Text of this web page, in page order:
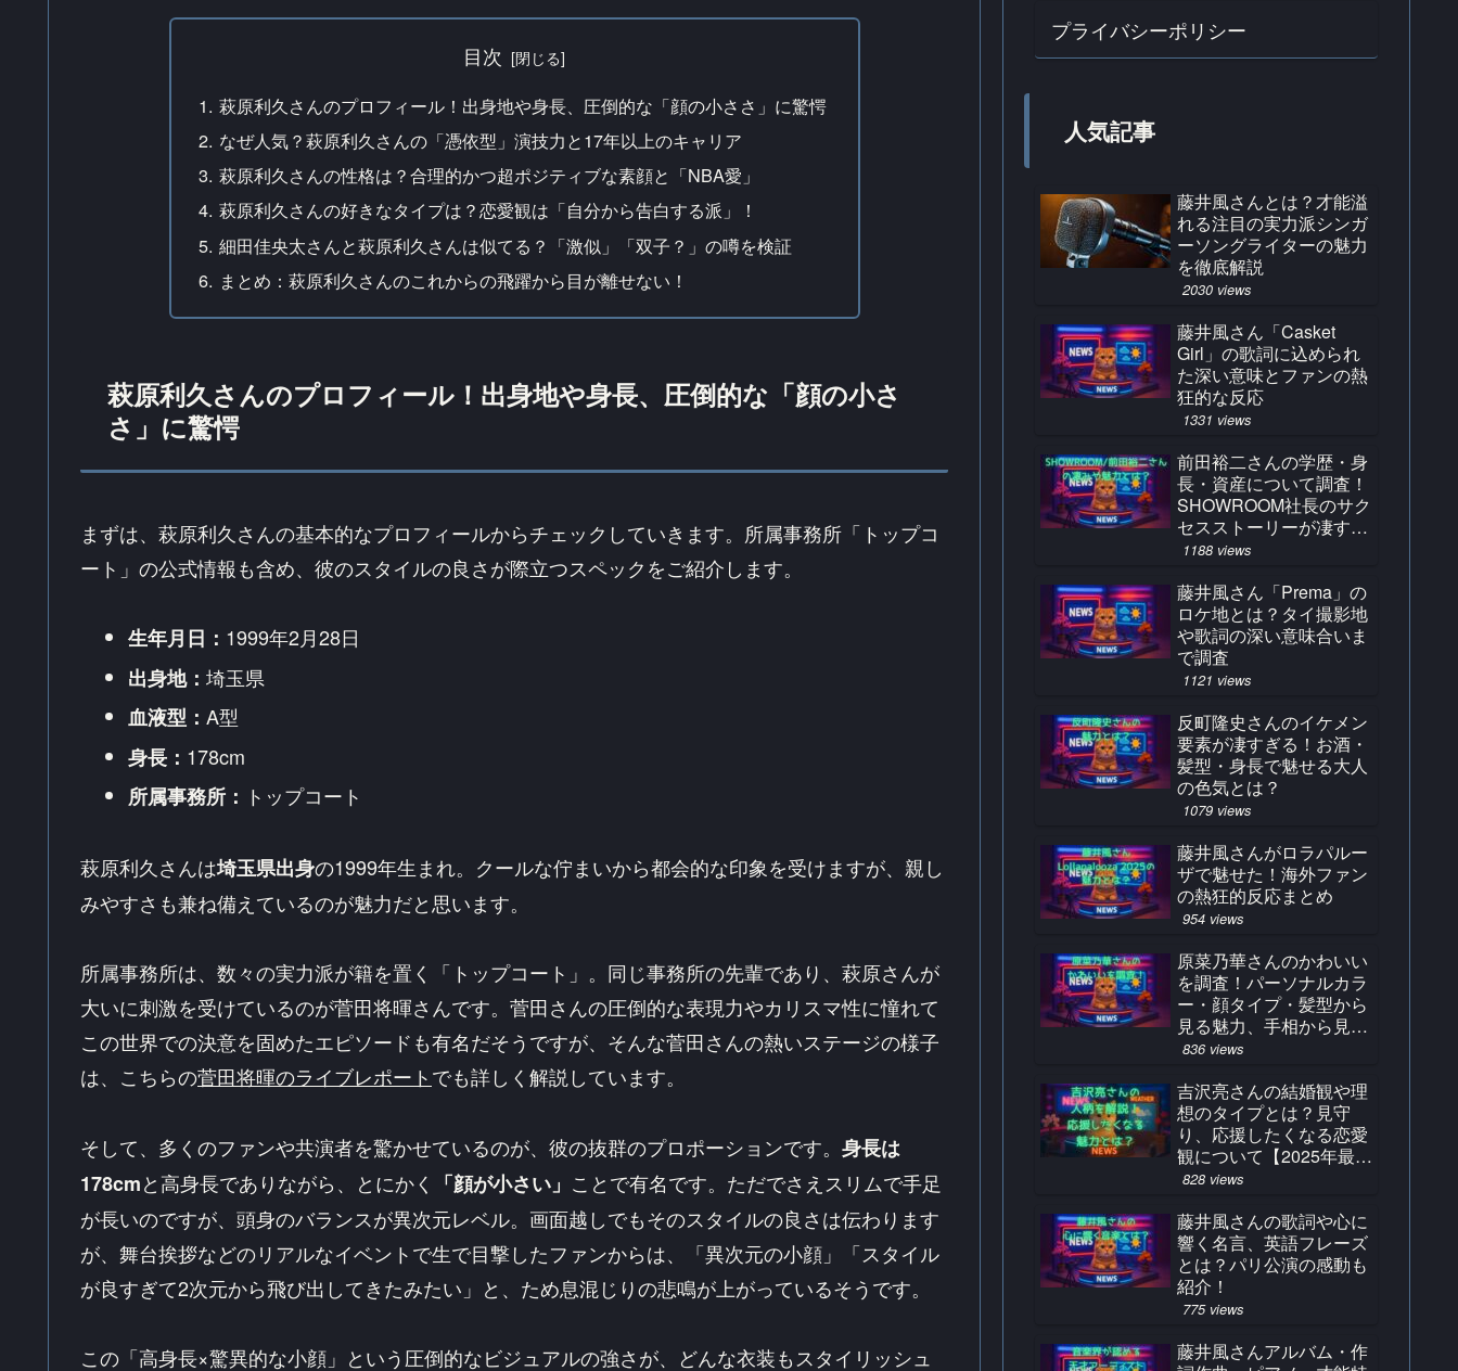
目次
萩原利久さんのプロフィール！出身地や身長、圧倒的な「顔の小ささ」に驚愕
なぜ人気？萩原利久さんの「憑依型」演技力と17年以上のキャリア
萩原利久さんの性格は？合理的かつ超ポジティブな素顔と「NBA愛」
萩原利久さんの好きなタイプは？恋愛観は「自分から告白する派」！
細田佳央太さんと萩原利久さんは似てる？「激似」「双子？」の噂を検証
まとめ：萩原利久さんのこれからの飛躍から目が離せない！
萩原利久さんのプロフィール！出身地や身長、圧倒的な「顔の小さ
さ」に驚愕
まずは、萩原利久さんの基本的なプロフィールからチェックしていきます。所属事務所「トップコ
ート」の公式情報も含め、彼のスタイルの良さが際立つスペックをご紹介します。
生年月日： 1999年2月28日
出身地： 埼玉県
血液型： A型
身長： 178cm
所属事務所： トップコート
萩原利久さんは埼玉県出身の1999年生まれ。クールな佇まいから都会的な印象を受けますが、親し
みやすさも兼ね備えているのが魅力だと思います。
所属事務所は、数々の実力派が籍を置く「トップコート」。同じ事務所の先輩であり、萩原さんが
大いに刺激を受けているのが菅田将暉さんです。菅田さんの圧倒的な表現力やカリスマ性に憧れて
この世界での決意を固めたエピソードも有名だそうですが、そんな菅田さんの熱いステージの様子
は、こちらの菅田将暉のライブレポートでも詳しく解説しています。
そして、多くのファンや共演者を驚かせているのが、彼の抜群のプロポーションです。 身長は
178cmと高身長でありながら、とにかく 「顔が小さい」 ことで有名です。ただでさえスリムで手足
が長いのですが、頭身のバランスが異次元レベル。画面越しでもそのスタイルの良さは伝わります
が、舞台挨拶などのリアルなイベントで生で目撃したファンからは、「異次元の小顔」「スタイル
が良すぎて2次元から飛び出してきたみたい」と、ため息混じりの悲鳴が上がっているそうです。
この「高身長×驚異的な小顔」という圧倒的なビジュアルの強さが、どんな衣装もスタイリッシュ
プライバシーポリシー
人気記事
藤井風さんとは？才能溢
れる注目の実力派シンガ
ーソングライターの魅力
を徹底解説
2030 views
藤井風さん「Casket
Girl」の歌詞に込められ
た深い意味とファンの熱
狂的な反応
1331 views
前田裕二さんの学歴・身
長・資産について調査！
SHOWROOM社長のサク
セスストーリーが凄すぎ
る！
1188 views
藤井風さん「Prema」の
ロケ地とは？タイ撮影地
や歌詞の深い意味合いま
で調査
1121 views
反町隆史さんのイケメン
要素が凄すぎる！お酒・
髪型・身長で魅せる大人
の色気とは？
1079 views
藤井風さんがロラパルー
ザで魅せた！海外ファン
の熱狂的反応まとめ
954 views
原菜乃華さんのかわいい
を調査！パーソナルカラ
ー・顔タイプ・髪型から
見る魅力、手相から見る
占い結果とは？
836 views
吉沢亮さんの結婚観や理
想のタイプとは？見守
り、応援したくなる恋愛
観について【2025年最
新】
828 views
藤井風さんの歌詞や心に
響く名言、英語フレーズ
とは？パリ公演の感動も
紹介！
775 views
藤井風さんアルバム・作